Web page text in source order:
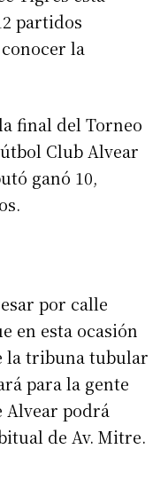
partidos
la
final del Torneo
Club Alvear
ganó 10,
por calle
en esta ocasión
la tribuna tubular
para la gente
Alvear podrá
de Av. Mitre.